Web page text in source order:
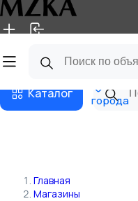
Главная Магазины
Каталог
города
Главная
Магазины